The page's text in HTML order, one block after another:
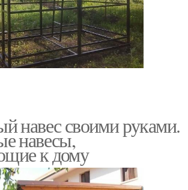
навес своими руками.
навесы,
к дому